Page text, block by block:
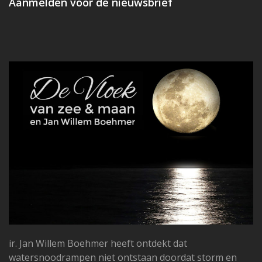
ir. Jan Willem Boehmer heeft ontdekt dat
watersnoodrampen niet ontstaan doordat storm en